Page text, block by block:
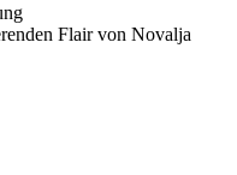
Flair von Novalja